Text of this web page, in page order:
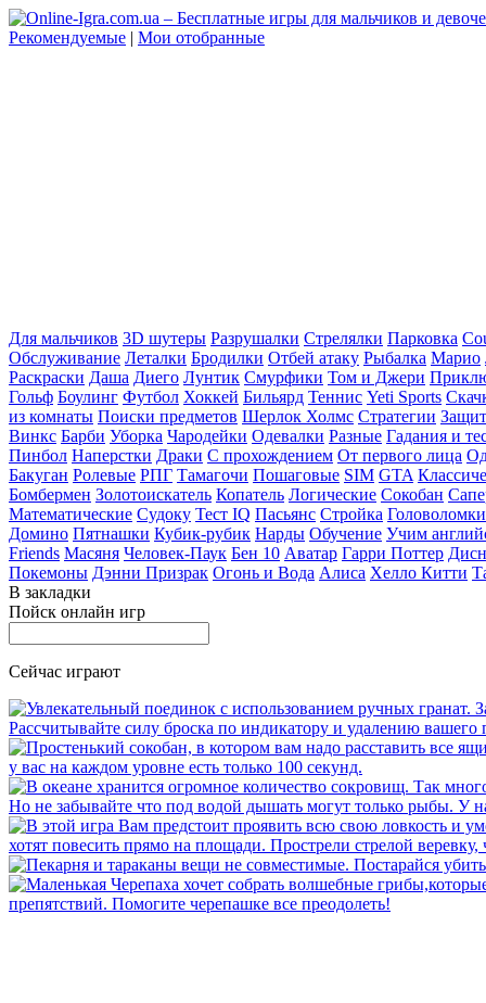
Рекомендуемые | Мои отобранные
Для мальчиков 3D шутеры Разрушалки Стрелялки Парковка
Обслуживание Леталки Бродилки Отбей атаку Рыбалка Марио
Раскраски Даша Диего Лунтик Смурфики Том и Джери
Гольф Боулинг Футбол Хоккей Бильярд Теннис Yeti Sports
из комнаты Поиски предметов Шерлок Холмс Стратегии
Винкс Барби Уборка Чародейки Одевалки Разные Гадания и
Пинбол Наперстки Драки С прохождением От первого лица
Бакуган Ролевые РПГ Тамагочи Пошаговые SIM GTA
Бомбермен Золотоискатель Копатель Логические Сокобан
Математические Судоку Тест IQ Пасьянс Стройка Головоломки
Домино Пятнашки Кубик-рубик Нарды Обучение Учим
Friends Масяня Человек-Паук Бен 10 Аватар Гарри Поттер
Покемоны Дэнни Призрак Огонь и Вода Алиса Хелло Китти
В закладки
Пойск онлайн игр
Сейчас играют